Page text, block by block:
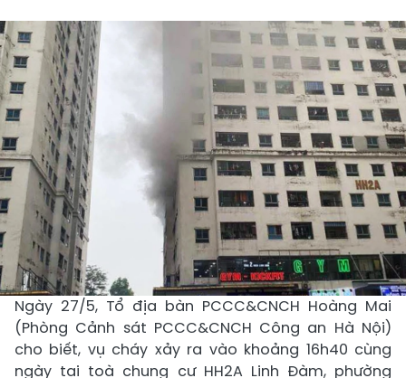
Ngày 27/5, Tổ địa bàn PCCC&CNCH Hoàng Mai
(Phòng Cảnh sát PCCC&CNCH Công an Hà Nội)
cho biết, vụ cháy xảy ra vào khoảng 16h40 cùng
ngày tại toà chung cư HH2A Linh Đàm, phường